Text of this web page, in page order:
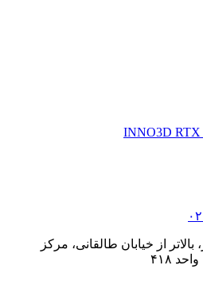
از خیابان طالقانی، مرکز
۴۱۸